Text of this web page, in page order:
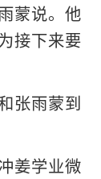
蒙说。他
接下来要
张雨蒙到
姜学业微